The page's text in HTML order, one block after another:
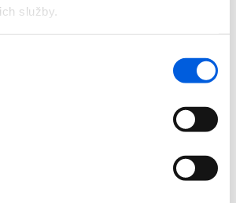
služby.